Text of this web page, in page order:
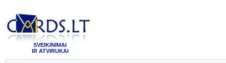
SVEIKINIMAI
IR ATVIRUKAI